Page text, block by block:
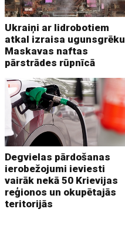
Ukraiņi ar lidrobotiem
atkal izraisa ugunsgrēku
Maskavas naftas
pārstrādes rūpnīcā
Degvielas pārdošanas
ierobežojumi ieviesti
vairāk nekā 50 Krievijas
reģionos un okupētajās
teritorijās